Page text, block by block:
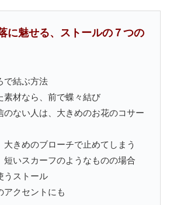
に魅せる、ストールの７つの
で結ぶ方法
素材なら、前で蝶々結び
のない人は、大きめのお花のコサー
大きめのブローチで止めてしまう
短いスカーフのようなものの場合
うストール
アクセントにも